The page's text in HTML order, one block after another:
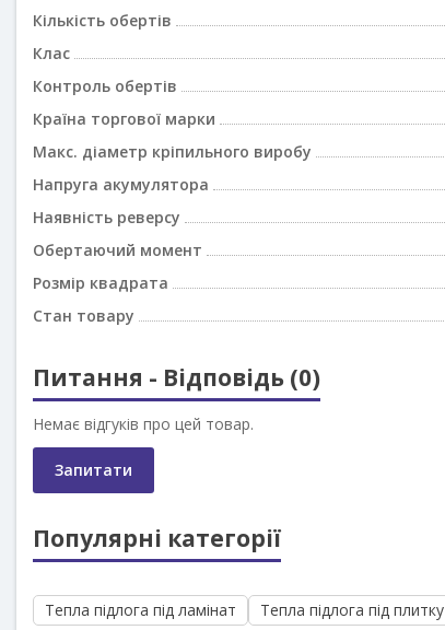
Кількість обертів
Клас
Контроль обертів
Країна торгової марки
Макс. діаметр кріпильного виробу
Напруга акумулятора
Наявність реверсу
Обертаючий момент
Розмір квадрата
Стан товару
Питання - Відповідь (0)
Немає відгуків про цей товар.
Запитати
Популярні категорії
Тепла підлога під ламінат Тепла підлога під плитку